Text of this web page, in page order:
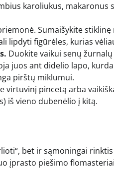
karoliukus, makaronus
Sumaišykite
lipdyti figūrėles, kurias
Duokite vaikui senų
juos ant didelio lapo,
pirštų miklumui.
virtuvinį pincetą arba
iš vieno dubenėlio į kitą.
bet ir sąmoningai
įprasto piešimo